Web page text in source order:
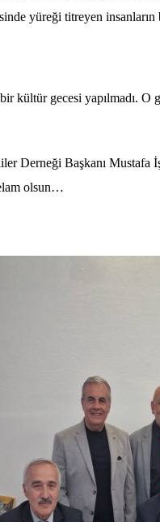
yüreği titreyen insanların
kültür gecesi yapılmadı.
Derneği Başkanı Mustafa
olsun…